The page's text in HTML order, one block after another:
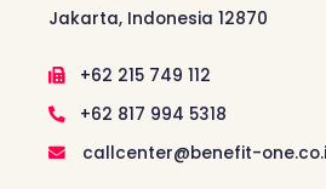
Jakarta, Indonesia 12870
+62 215 749 112
+62 817 994 5318
callcenter@benefit-